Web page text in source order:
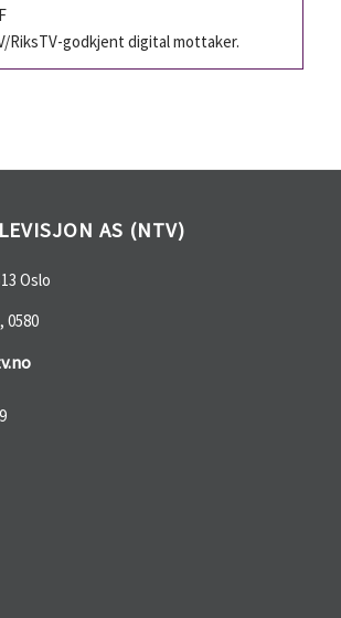
RiksTV-godkjent digital mottaker.
AS (NTV)
Oslo
0580